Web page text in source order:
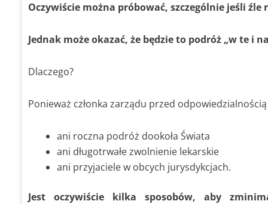
Oczywiście można próbować, szczególnie jeśli
Jednak może okazać, że będzie to podróż „w te i
Dlaczego?
Ponieważ członka zarządu przed
ani roczna podróż dookoła Świata
ani długotrwałe zwolnienie lekarskie
ani przyjaciele w obcych jurysdykcjach.
Jest oczywiście kilka sposobów, aby